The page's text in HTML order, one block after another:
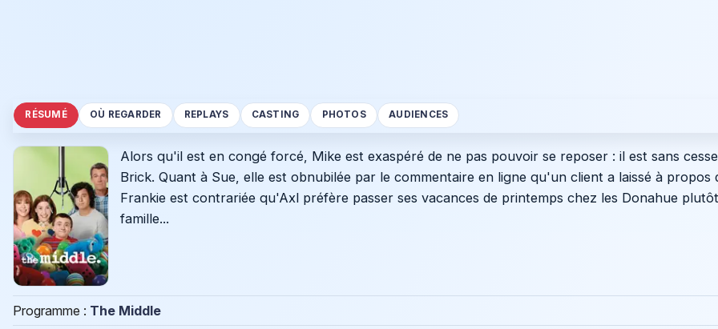
RÉSUMÉ OÙ REGARDER REPLAYS CASTING PHOTOS AUDIENCES
Alors qu'il est en congé forcé, Mike est exaspéré de ne pas pouvoir se reposer : il est sans
Brick. Quant à Sue, elle est obnubilée par le commentaire en ligne qu'un client a laissé à propos
Frankie est contrariée qu'Axl préfère passer ses vacances de printemps chez les Donahue
famille...
Programme : The Middle